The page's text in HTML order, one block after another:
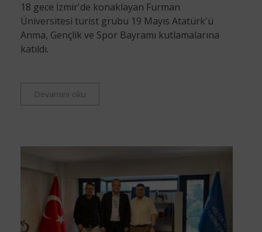
18 gece İzmir'de konaklayan Furman
Üniversitesi turist grubu 19 Mayıs Atatürk'ü
Anma, Gençlik ve Spor Bayramı kutlamalarına
katıldı.
Devamını oku